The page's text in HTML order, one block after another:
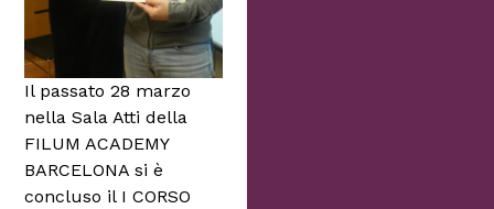
Il passato 28 marzo
nella Sala Atti della
FILUM ACADEMY
BARCELONA si è
concluso il I CORSO